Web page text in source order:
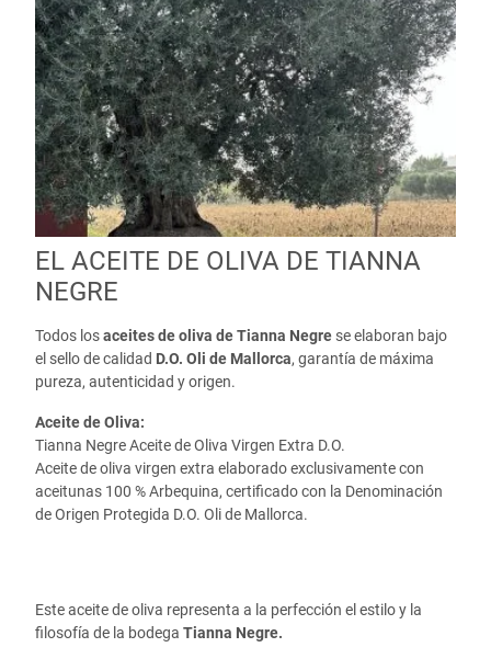
EL ACEITE DE OLIVA DE TIANNA
NEGRE
Todos losaceites de oliva de Tianna Negre se elaboran bajo
el sello de calidad D.O. Oli de Mallorca, garantía de máxima
pureza, autenticidad y origen.
Aceite de Oliva:
Tianna Negre Aceite de Oliva Virgen Extra D.O.
Aceite de oliva virgen extra elaborado exclusivamente con
aceitunas 100 % Arbequina, certificado con la Denominación
de Origen Protegida D.O. Oli de Mallorca.
Este aceite de oliva representa a la perfección el estilo y la
filosofía de la bodega Tianna Negre.